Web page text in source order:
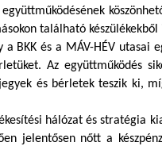
együttműködésének
található
BKK és a MÁV-HÉV utasai
Az együttműködés
és bérletek teszik ki,
hálózat és stratégia
jelentősen nőtt a